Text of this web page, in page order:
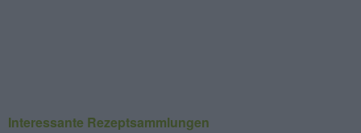
Interessante Rezeptsammlungen